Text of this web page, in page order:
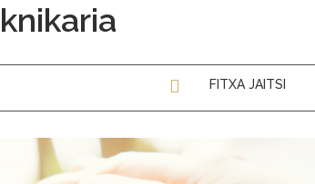
FITXA JAITSI